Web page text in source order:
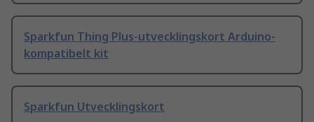
Sparkfun Thing Plus-utvecklingskort Arduino-
kompatibelt kit
Sparkfun Utvecklingskort